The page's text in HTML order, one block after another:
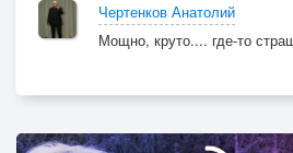
Чертенков Анатолий
Мощно, круто.... где-то